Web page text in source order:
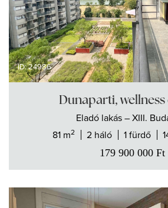
ID: 24986
Dunaparti,
Eladó lakás – XIII.
81 m2 2 háló 1 fürdő
179 900 000 Ft